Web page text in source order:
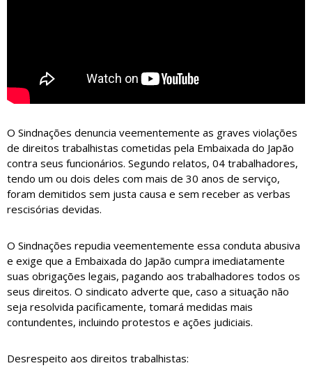
O Sindnações denuncia veementemente as graves violações
de direitos trabalhistas cometidas pela Embaixada do Japão
contra seus funcionários. Segundo relatos, 04 trabalhadores,
tendo um ou dois deles com mais de 30 anos de serviço,
foram demitidos sem justa causa e sem receber as verbas
rescisórias devidas.
O Sindnações repudia veementemente essa conduta abusiva
e exige que a Embaixada do Japão cumpra imediatamente
suas obrigações legais, pagando aos trabalhadores todos os
seus direitos. O sindicato adverte que, caso a situação não
seja resolvida pacificamente, tomará medidas mais
contundentes, incluindo protestos e ações judiciais.
Desrespeito aos direitos trabalhistas: